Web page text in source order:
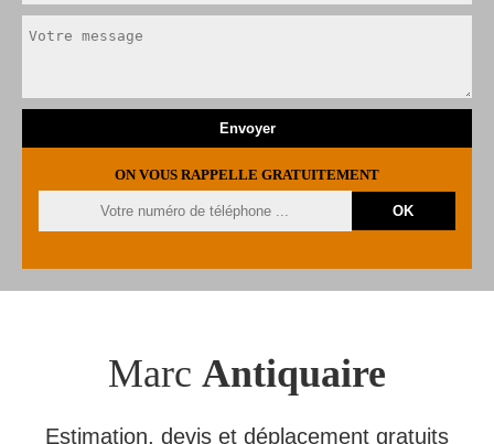
ON VOUS RAPPELLE GRATUITEMENT
Marc Antiquaire
Estimation, devis et déplacement gratuits